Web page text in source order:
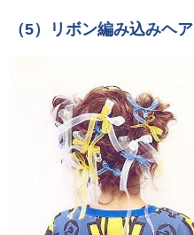
（5）リボン編み込みヘア